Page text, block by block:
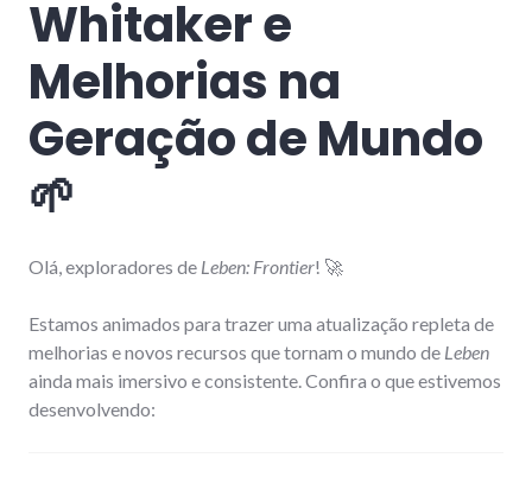
Whitaker e
Melhorias na
Geração de Mundo
🌱
Olá, exploradores de Leben: Frontier! 🚀
Estamos animados para trazer uma atualização repleta de
melhorias e novos recursos que tornam o mundo de Leben
ainda mais imersivo e consistente. Confira o que estivemos
desenvolvendo: